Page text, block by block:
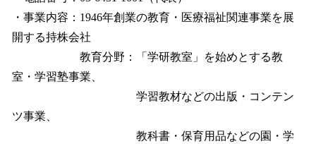
・事業内容：1946年創業の教育・医療福祉関連事業を展
開する持株会社
教育分野：「学研教室」を始めとする教
室・学習塾事業、
学習教材などの出版・コンテン
ツ事業、
教科書・保育用品などの園・学